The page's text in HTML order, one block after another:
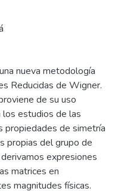
nueva metodología
Reducidas de Wigner.
de su uso
los estudios de las
propiedades de simetría
propias del grupo de
expresiones
matrices en
magnitudes físicas.